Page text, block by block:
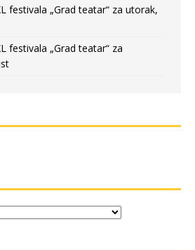
festivala „Grad teatar“ za utorak,
festivala „Grad teatar“ za